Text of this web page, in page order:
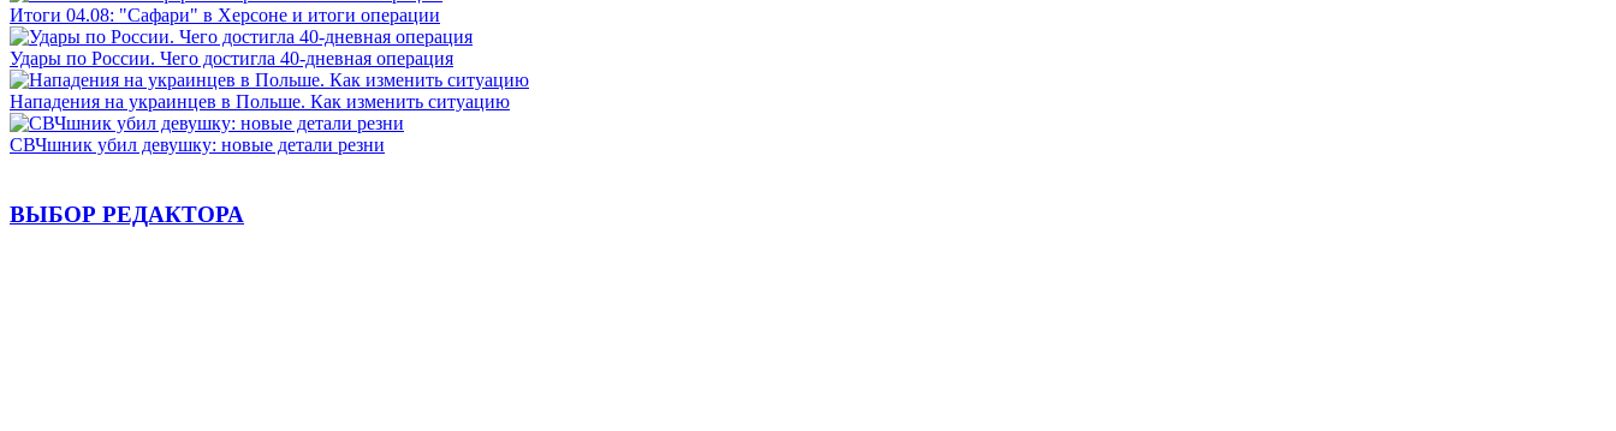
Итоги 04.08: "Сафари" в Херсоне и итоги операции
Удары по России. Чего достигла 40-дневная операция
Нападения на украинцев в Польше. Как изменить ситуацию
СВЧшник убил девушку: новые детали резни
ВЫБОР РЕДАКТОРА